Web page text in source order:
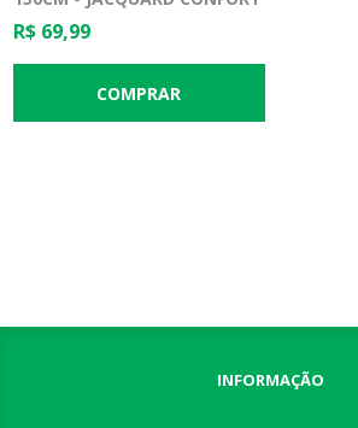
FJ-5281 - DOHLER
R$ 69,99
INFORMAÇÃO